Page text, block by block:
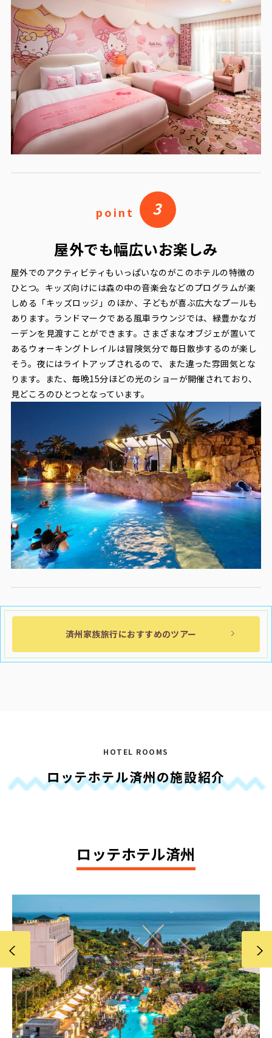
point
3
屋外でも幅広いお楽しみ
屋外でのアクティビティもいっぱいなのがこのホテルの特徴の
ひとつ。キッズ向けには森の中の音楽会などのプログラムが楽
しめる「キッズロッジ」のほか、子どもが喜ぶ広大なプールも
あります。ランドマークである風車ラウンジでは、緑豊かなガ
ーデンを見渡すことができます。さまざまなオブジェが置いて
あるウォーキングトレイルは冒険気分で毎日散歩するのが楽し
そう。夜にはライトアップされるので、また違った雰囲気とな
ります。また、毎晩15分ほどの光のショーが開催されており、
見どころのひとつとなっています。
済州家族旅行におすすめのツアー
HOTEL ROOMS
ロッテホテル済州の施設紹介
ロッテホテル済州
Previous Next